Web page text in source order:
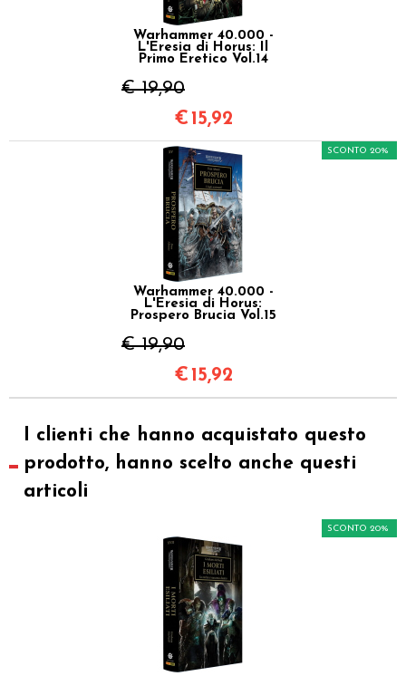
Warhammer 40.000 -
L'Eresia di Horus: Il
Primo Eretico Vol.14
€ 19,90
€ 15,92
Warhammer 40.000 -
L'Eresia di Horus:
Prospero Brucia Vol.15
€ 19,90
SCONTO 20%
€ 15,92
I clienti che hanno acquistato questo
prodotto, hanno scelto anche questi
articoli
SCONTO 20%